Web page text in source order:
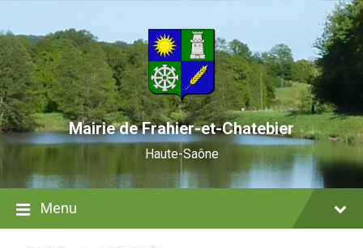
content
main
navigation
footer
Mairie de Frahier-et-Chatebier
Haute-Saône
Menu